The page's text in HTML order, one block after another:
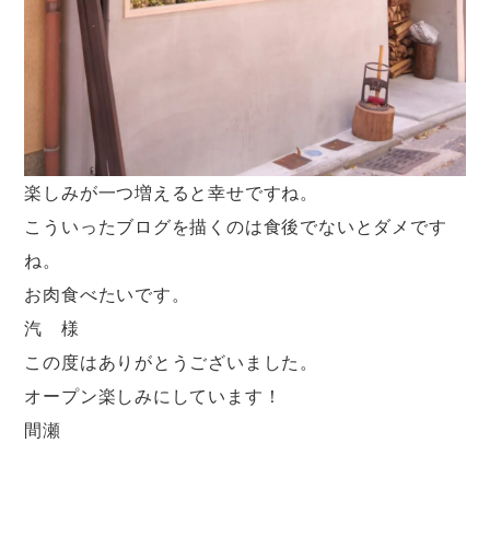
楽しみが一つ増えると幸せですね。
こういったブログを描くのは食後でないとダメです
ね。
お肉食べたいです。
汽 様
この度はありがとうございました。
オープン楽しみにしています！
間瀬